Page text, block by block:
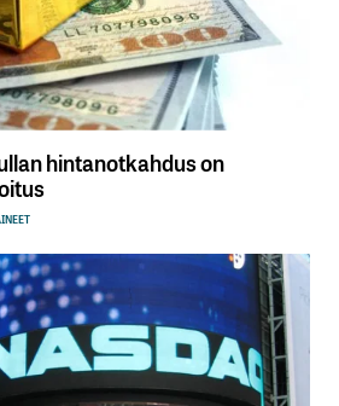
hintanotkahdus on